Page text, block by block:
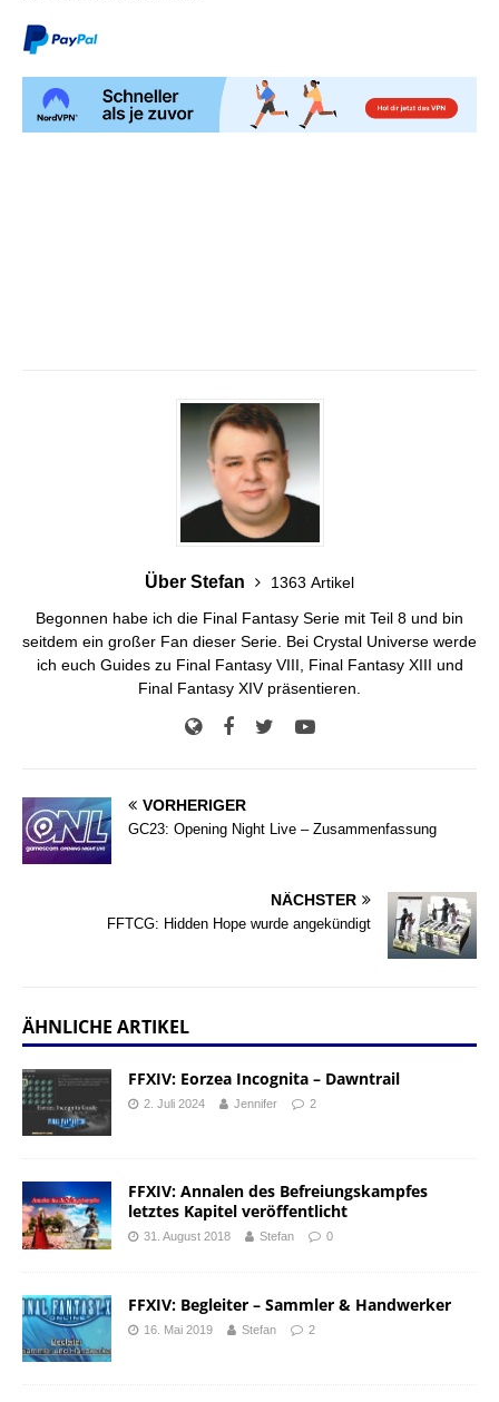
Über Stefan
1363 Artikel
Begonnen habe ich die Final Fantasy Serie mit Teil 8 und bin
seitdem ein großer Fan dieser Serie. Bei Crystal Universe werde
ich euch Guides zu Final Fantasy VIII, Final Fantasy XIII und
Final Fantasy XIV präsentieren.
VORHERIGER
GC23: Opening Night Live – Zusammenfassung
NÄCHSTER
FFTCG: Hidden Hope wurde angekündigt
ÄHNLICHE ARTIKEL
FFXIV: Eorzea Incognita – Dawntrail
2. Juli 2024 Jennifer 2
FFXIV: Annalen des Befreiungskampfes
letztes Kapitel veröffentlicht
31. August 2018 Stefan 0
FFXIV: Begleiter – Sammler & Handwerker
16. Mai 2019 Stefan 2